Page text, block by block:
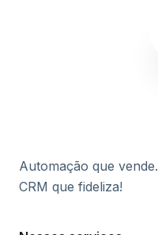
Automação que vende.
CRM que fideliza!